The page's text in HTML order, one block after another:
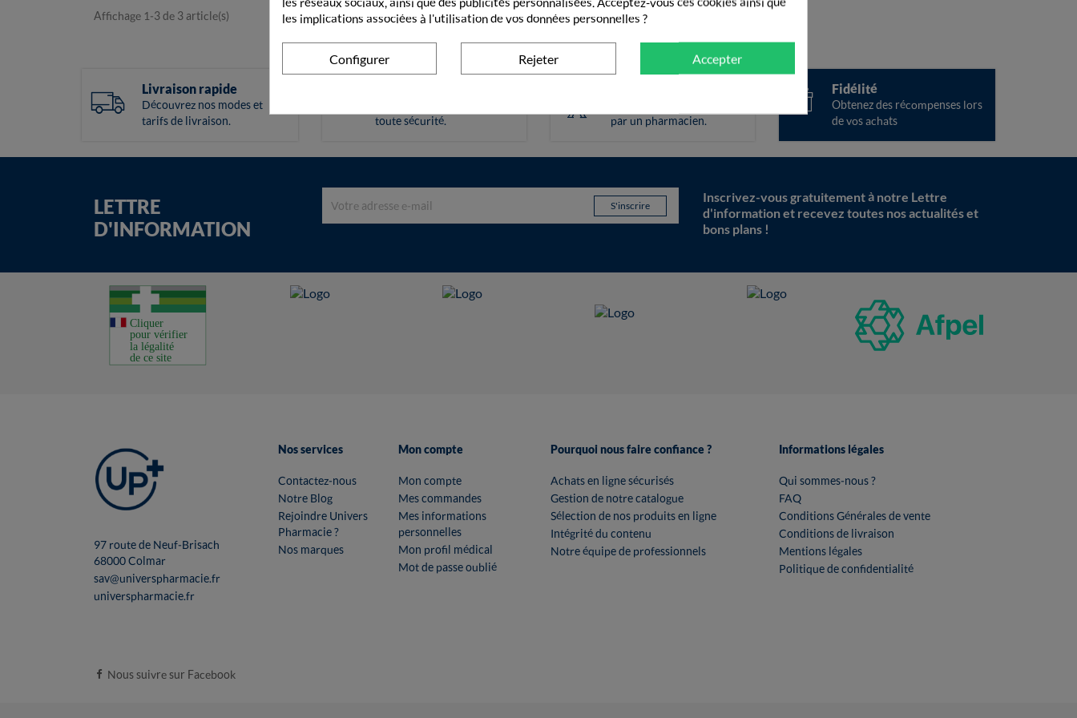
Affichage 1-3 de 3 article(s)
Livraison rapide
Découvrez nos modes et
tarifs de livraison.
toute sécurité.
par un pharmacien.
Fidélité
Obtenez des récompenses lors
de vos achats
LETTRE
D'INFORMATION
Inscrivez-vous gratuitement à notre Lettre
d'information et recevez toutes nos actualités et
bons plans !
97 route de Neuf-Brisach
68000 Colmar
sav@universpharmacie.fr
universpharmacie.fr
Nos services
Contactez-nous
Notre Blog
Rejoindre Univers
Pharmacie ?
Nos marques
Mon compte
Mon compte
Mes commandes
Mes informations
personnelles
Mon profil médical
Mot de passe oublié
Pourquoi nous faire confiance ?
Achats en ligne sécurisés
Gestion de notre catalogue
Sélection de nos produits en ligne
Intégrité du contenu
Notre équipe de professionnels
Informations légales
Qui sommes-nous ?
FAQ
Conditions Générales de vente
Conditions de livraison
Mentions légales
Politique de confidentialité
Nous suivre sur Facebook
les implications associées à l'utilisation de vos données personnelles ?
Configurer Rejeter Accepter